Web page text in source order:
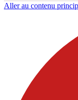
Aller au contenu